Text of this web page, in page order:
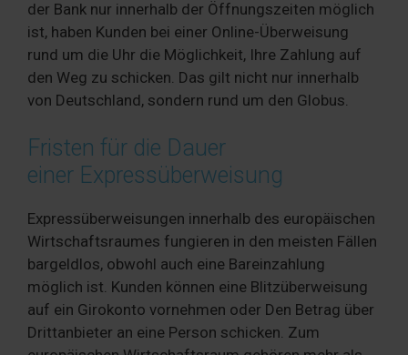
der Bank nur innerhalb der Öffnungszeiten möglich
ist, haben Kunden bei einer Online-Überweisung
rund um die Uhr die Möglichkeit, Ihre Zahlung auf
den Weg zu schicken. Das gilt nicht nur innerhalb
von Deutschland, sondern rund um den Globus.
Fristen für die Dauer
einer Expressüberweisung
Expressüberweisungen innerhalb des europäischen
Wirtschaftsraumes fungieren in den meisten Fällen
bargeldlos, obwohl auch eine Bareinzahlung
möglich ist. Kunden können eine Blitzüberweisung
auf ein Girokonto vornehmen oder Den Betrag über
Drittanbieter an eine Person schicken. Zum